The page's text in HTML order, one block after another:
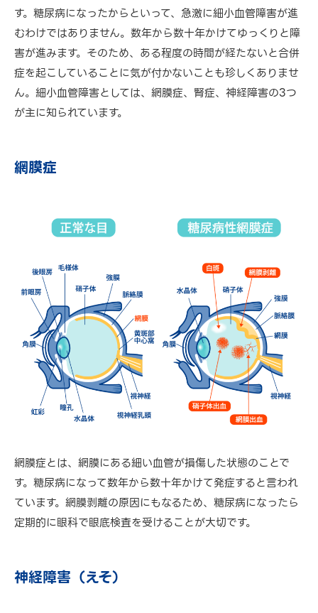
す。糖尿病になったからといって、急激に細小血管障害が進
むわけではありません。数年から数十年かけてゆっくりと障
害が進みます。そのため、ある程度の時間が経たないと合併
症を起こしていることに気が付かないことも珍しくありませ
ん。細小血管障害としては、網膜症、腎症、神経障害の3つ
が主に知られています。
網膜症
網膜症とは、網膜にある細い血管が損傷した状態のことで
す。糖尿病になって数年から数十年かけて発症すると言われ
ています。網膜剥離の原因にもなるため、糖尿病になったら
定期的に眼科で眼底検査を受けることが大切です。
神経障害（えそ）